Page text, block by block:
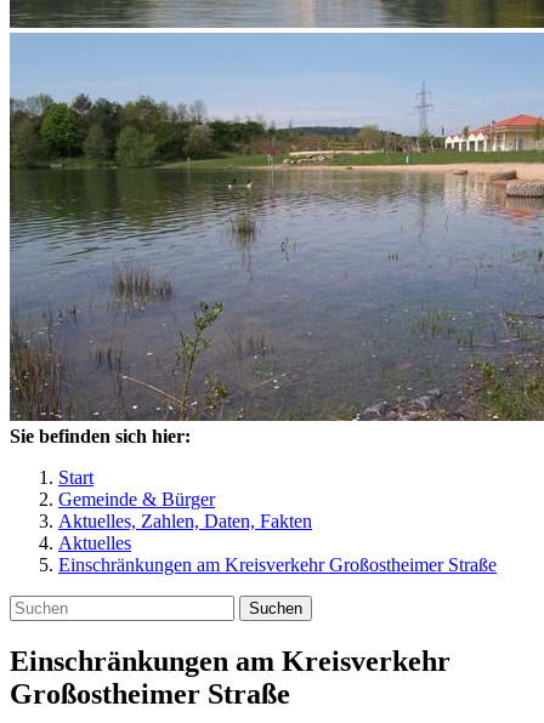
Sie befinden sich hier:
Start
Gemeinde & Bürger
Aktuelles, Zahlen, Daten, Fakten
Aktuelles
Einschränkungen am Kreisverkehr Großostheimer Straße
Suchen
Einschränkungen am Kreisverkehr
Großostheimer Straße